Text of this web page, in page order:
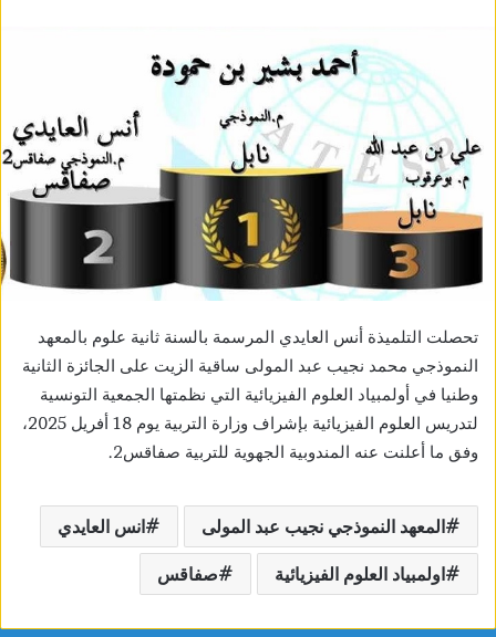
تحصلت التلميذة أنس العايدي المرسمة بالسنة ثانية علوم بالمعهد
النموذجي محمد نجيب عبد المولى ساقية الزيت على الجائزة الثانية
وطنيا في أولمبياد العلوم الفيزيائية التي نظمتها الجمعية التونسية
لتدريس العلوم الفيزيائية بإشراف وزارة التربية يوم 18 أفريل 2025،
وفق ما أعلنت عنه المندوبية الجهوية للتربية صفاقس2.
المعهد النموذجي نجيب عبد المولى انس العايدي
اولمبياد العلوم الفيزيائية صفاقس